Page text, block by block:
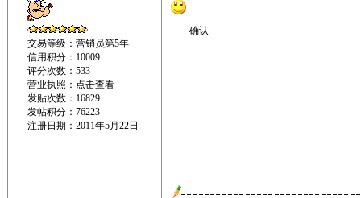
交易等级：营销员第5年
信用积分：10009
评分次数：533
营业执照： 点击查看
发贴次数：16829
发帖积分：76223
注册日期：2011年5月22日
确认